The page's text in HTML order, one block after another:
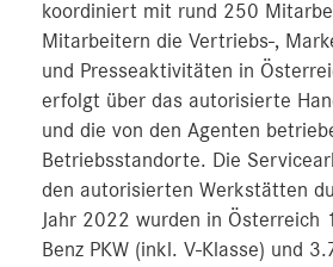
koordiniert mit rund 250
Mitarbeitern die Vertriebs-,
und Presseaktivitäten in
erfolgt über das autorisierte
und die von den Agenten
Betriebsstandorte. Die
den autorisierten Werkstätten
Jahr 2022 wurden in Österreich
Benz PKW (inkl. V-Klasse) und